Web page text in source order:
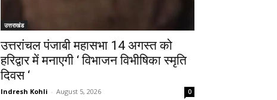
उत्तराखंड
उत्तरांचल पंजाबी महासभा 14 अगस्त को
हरिद्वार में मनाएगी ‘ विभाजन विभीषिका स्मृति
दिवस ‘
Indresh Kohli - August 5, 2026 0